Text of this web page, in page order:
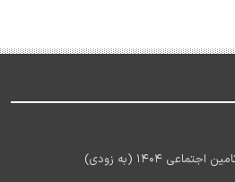
1404 (به زودی)